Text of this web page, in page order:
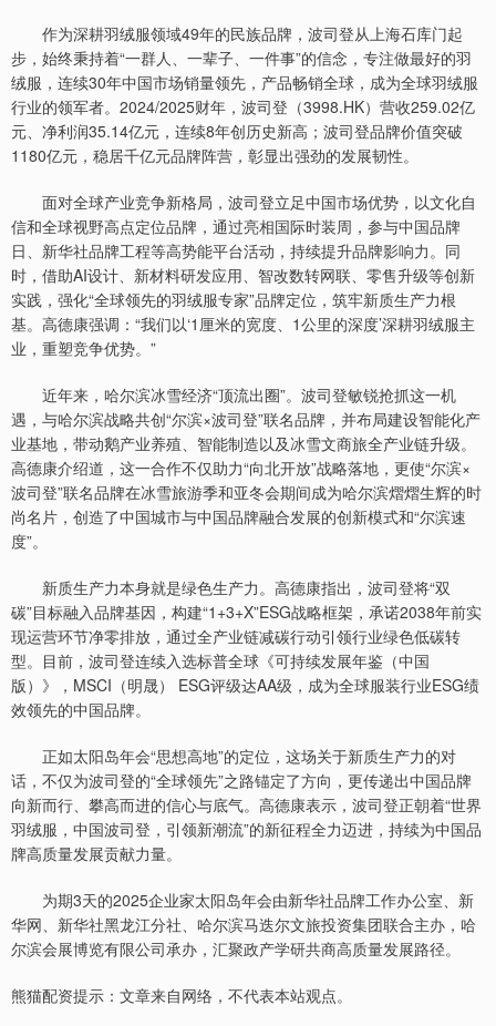
作为深耕羽绒服领域49年的民族品牌，波司登从上海石库门起
步，始终秉持着“一群人、一辈子、一件事”的信念，专注做最好的羽
绒服，连续30年中国市场销量领先，产品畅销全球，成为全球羽绒服
行业的领军者。2024/2025财年，波司登（3998.HK）营收259.02亿
元、净利润35.14亿元，连续8年创历史新高；波司登品牌价值突破
1180亿元，稳居千亿元品牌阵营，彰显出强劲的发展韧性。
面对全球产业竞争新格局，波司登立足中国市场优势，以文化自
信和全球视野高点定位品牌，通过亮相国际时装周，参与中国品牌
日、新华社品牌工程等高势能平台活动，持续提升品牌影响力。同
时，借助AI设计、新材料研发应用、智改数转网联、零售升级等创新
实践，强化“全球领先的羽绒服专家”品牌定位，筑牢新质生产力根
基。高德康强调：“我们以‘1厘米的宽度、1公里的深度’深耕羽绒服主
业，重塑竞争优势。”
近年来，哈尔滨冰雪经济“顶流出圈”。波司登敏锐抢抓这一机
遇，与哈尔滨战略共创“尔滨×波司登”联名品牌，并布局建设智能化产
业基地，带动鹅产业养殖、智能制造以及冰雪文商旅全产业链升级。
高德康介绍道，这一合作不仅助力“向北开放”战略落地，更使“尔滨×
波司登”联名品牌在冰雪旅游季和亚冬会期间成为哈尔滨熠熠生辉的时
尚名片，创造了中国城市与中国品牌融合发展的创新模式和“尔滨速
度”。
新质生产力本身就是绿色生产力。高德康指出，波司登将“双
碳”目标融入品牌基因，构建“1+3+X”ESG战略框架，承诺2038年前实
现运营环节净零排放，通过全产业链减碳行动引领行业绿色低碳转
型。目前，波司登连续入选标普全球《可持续发展年鉴（中国
版）》，MSCI（明晟） ESG评级达AA级，成为全球服装行业ESG绩
效领先的中国品牌。
正如太阳岛年会“思想高地”的定位，这场关于新质生产力的对
话，不仅为波司登的“全球领先”之路锚定了方向，更传递出中国品牌
向新而行、攀高而进的信心与底气。高德康表示，波司登正朝着“世界
羽绒服，中国波司登，引领新潮流”的新征程全力迈进，持续为中国品
牌高质量发展贡献力量。
为期3天的2025企业家太阳岛年会由新华社品牌工作办公室、新
华网、新华社黑龙江分社、哈尔滨马迭尔文旅投资集团联合主办，哈
尔滨会展博览有限公司承办，汇聚政产学研共商高质量发展路径。
熊猫配资提示：文章来自网络，不代表本站观点。